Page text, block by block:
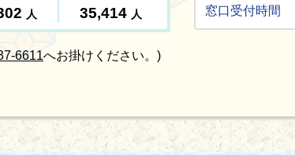
6611へお掛けください。)
窓口受付時間